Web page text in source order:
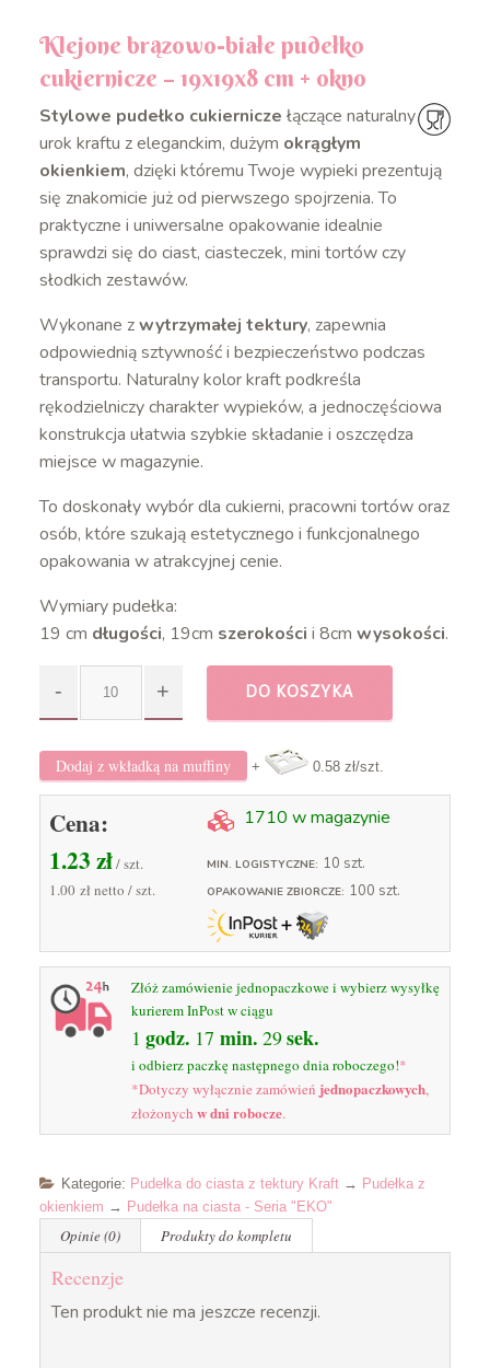
Klejone brązowo-białe pudełko
cukiernicze – 19x19x8 cm + okno
Stylowe pudełko cukierniczełączące naturalny
urok kraftu z eleganckim, dużym okrągłym
okienkiem, dzięki któremu Twoje wypieki prezentują
się znakomicie już od pierwszego spojrzenia. To
praktyczne i uniwersalne opakowanie idealnie
sprawdzi się do ciast, ciasteczek, mini tortów czy
słodkich zestawów.
Wykonane zwytrzymałej tektury, zapewnia
odpowiednią sztywność i bezpieczeństwo podczas
transportu. Naturalny kolor kraft podkreśla
rękodzielniczy charakter wypieków, a jednoczęściowa
konstrukcja ułatwia szybkie składanie i oszczędza
miejsce w magazynie.
To doskonały wybór dla cukierni, pracowni tortów oraz
osób, które szukają estetycznego i funkcjonalnego
opakowania w atrakcyjnej cenie.
Wymiary pudełka:
19 cm długości, 19cm szerokości i 8cm wysokości.
DO KOSZYKA
Dodaj z wkładką na muffiny + 0.58 zł/szt.
Cena:
1.23zł/ szt.
1.00 złnetto / szt.
1710 w magazynie
MIN. LOGISTYCZNE: 10 szt.
OPAKOWANIE ZBIORCZE: 100 szt.
Złóż zamówienie jednopaczkowe i wybierz wysyłkę
kurierem InPost w ciągu
1 godz. 17 min. 29sek.
i odbierz paczkę następnego dnia roboczego!*
*Dotyczy wyłącznie zamówień jednopaczkowych,
złożonych w dni robocze.
Kategorie: Pudełka do ciasta z tektury Kraft→ Pudełka z
okienkiem → Pudełka na ciasta - Seria "EKO"
Opinie (0) Produkty do kompletu
Recenzje
Ten produkt nie ma jeszcze recenzji.